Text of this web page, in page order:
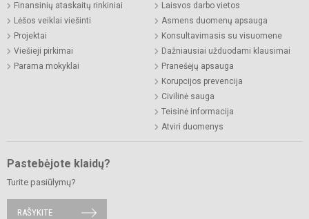
Finansinių ataskaitų rinkiniai
Lėšos veiklai viešinti
Projektai
Viešieji pirkimai
Parama mokyklai
Laisvos darbo vietos
Asmens duomenų apsauga
Konsultavimasis su visuomene
Dažniausiai užduodami klausimai
Pranešėjų apsauga
Korupcijos prevencija
Civilinė sauga
Teisinė informacija
Atviri duomenys
Pastebėjote klaidų?
Turite pasiūlymų?
RAŠYKITE